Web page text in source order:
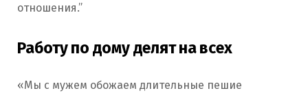
отношения.”
Работу по дому делят на всех
«Мы с мужем обожаем длительные пешие